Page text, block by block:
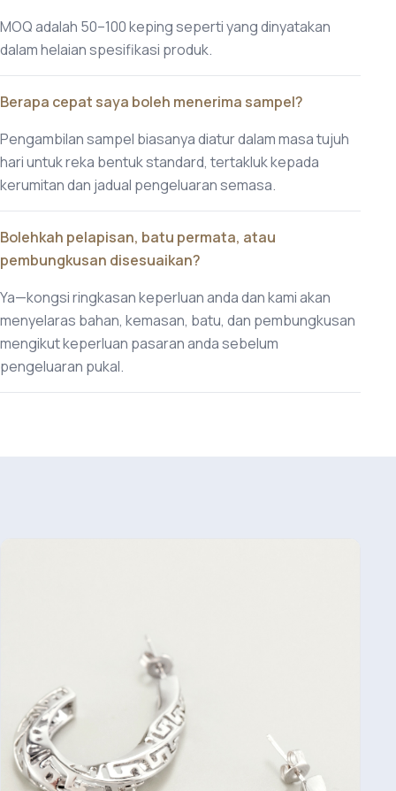
MOQ adalah 50–100 keping seperti yang dinyatakan
dalam helaian spesifikasi produk.
Berapa cepat saya boleh menerima sampel?
Pengambilan sampel biasanya diatur dalam masa tujuh
hari untuk reka bentuk standard, tertakluk kepada
kerumitan dan jadual pengeluaran semasa.
Bolehkah pelapisan, batu permata, atau
pembungkusan disesuaikan?
Ya—kongsi ringkasan keperluan anda dan kami akan
menyelaras bahan, kemasan, batu, dan pembungkusan
mengikut keperluan pasaran anda sebelum
pengeluaran pukal.